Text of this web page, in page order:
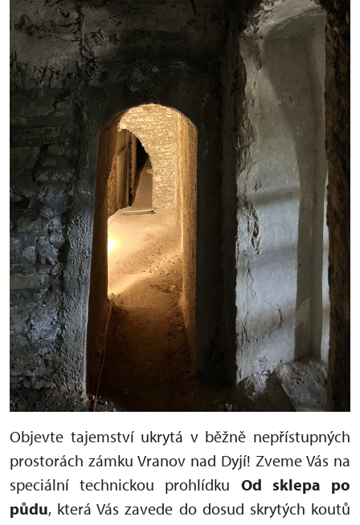
Objevte tajemství ukrytá v běžně nepřístupných
prostorách zámku Vranov nad Dyjí! Zveme Vás na
speciální technickou prohlídku Od sklepa po
půdu, která Vás zavede do dosud skrytých koutů